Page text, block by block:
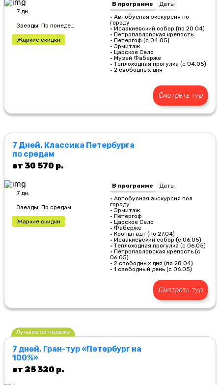
7 дн.
Заезды: По понедельникам
Жаркие скидки
В программе
Даты
• Автобусная экскурсия по
городу
• Исаакиевский собор (по 20.04)
• Петропавловская крепость
• Петергоф (с 04.05)
• Эрмитаж
• Царское Село
• Музей Фаберже
• Теплоходная прогулка (с 04.05)
• 2 свободных дня
Смотреть тур
7 Дней. Классика Петербурга
по средам
от 30 570 р.
7 дн.
Заезды: По средам
Жаркие скидки
В программе
Даты
• Автобусная экскурсия пол
городу
• Эрмитаж
• Петергоф
• Царское Село
• Фаберже
• Кронштадт (по 27.04)
• Исаакиевский собор (с 06.05)
• Теплоходная прогулка (с 06.05)
• Петропавловская крепость (с
06.05)
• 2 свободных дня (по 28.04)
• 1 свободный день (с 06.05)
Смотреть тур
Лучшее за неделю
7 дней. Гран-тур «Петербург на
100%»
от 25 320 р.